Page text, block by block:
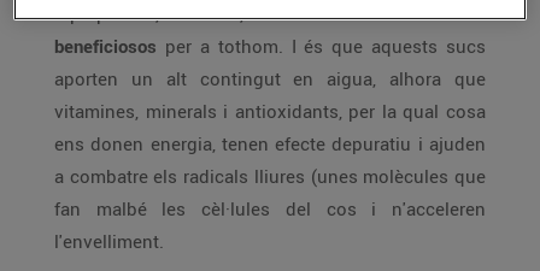
i preparar i, sobretot, resulten moltsaludables i
beneficiosos per a tothom. I és que aquests sucs
aporten un alt contingut en aigua, alhora que
vitamines, minerals i antioxidants, per la qual cosa
ens donen energia, tenen efecte depuratiu i ajuden
a combatre els radicals lliures (unes molècules que
fan malbé les cèl·lules del cos i n'acceleren
l'envelliment.